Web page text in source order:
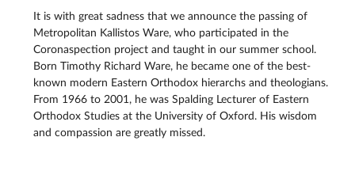
It is with great sadness that we announce the passing of
Metropolitan Kallistos Ware, who participated in the
Coronaspection project and taught in our summer school.
Born Timothy Richard Ware, he became one of the best-
known modern Eastern Orthodox hierarchs and theologians.
From 1966 to 2001, he was Spalding Lecturer of Eastern
Orthodox Studies at the University of Oxford. His wisdom
and compassion are greatly missed.